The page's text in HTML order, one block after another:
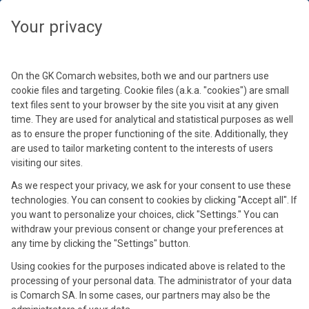
Kontynuuj
Your privacy
On the GK Comarch websites, both we and our partners use
cookie files and targeting. Cookie files (a.k.a. "cookies") are small
text files sent to your browser by the site you visit at any given
time. They are used for analytical and statistical purposes as well
as to ensure the proper functioning of the site. Additionally, they
are used to tailor marketing content to the interests of users
visiting our sites.
As we respect your privacy, we ask for your consent to use these
technologies. You can consent to cookies by clicking "Accept all". If
you want to personalize your choices, click "Settings." You can
withdraw your previous consent or change your preferences at
any time by clicking the "Settings" button.
Using cookies for the purposes indicated above is related to the
processing of your personal data. The administrator of your data
is Comarch SA. In some cases, our partners may also be the
Monika Duszkiewicz
Absolwent Uniwersytetu Ekonomicznego w Krakowie. Na co dzień
i obsługą merytoryczną Klientów oraz Partnerów. W firmie
Comarch pracuje również jako trener ds. szkoleń modułów
handlowo-magazynowych programu Comarch ERP Optima.
Krzysztof Karczewski
biznesu. Absolwent Politechniki Wrocławskiej od 10 lat związany
z branżą IT. Od trzech lat odpowiada za obsługę kluczowych
klientów Krajowego Rejestru Długów Biura Informacji
Jadwiga Handzel
Specjalista ds. sprzedaży
Absolwentka Uniwersytetu Ekonomicznego w Krakowie. Od 2012
roku związana z Grupą Kapitałową Comarch. Obecnie
odpowiedzialna za sprzedaż usług z oferty Comarch Cloud.